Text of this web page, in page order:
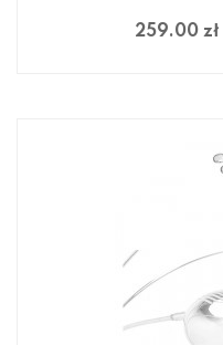
259.00 zł